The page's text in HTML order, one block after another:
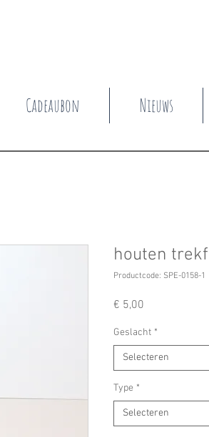
Cadeaubon Nieuws
houten
Productcode: SPE-0158-1
€ 5,00
Geslacht *
Selecteren
Type *
Selecteren